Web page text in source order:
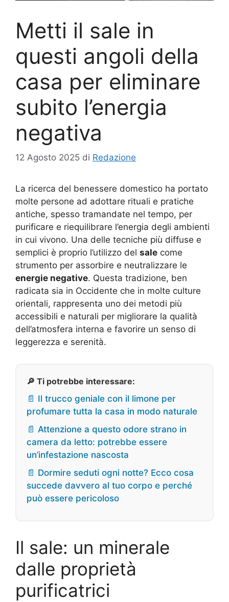
Metti il sale in
questi angoli della
casa per eliminare
subito l’energia
negativa
12 Agosto 2025 di Redazione
La ricerca del benessere domestico ha portato
molte persone ad adottare rituali e pratiche
antiche, spesso tramandate nel tempo, per
purificare e riequilibrare l’energia degli ambienti
in cui vivono. Una delle tecniche più diffuse e
semplici è proprio l’utilizzo del sale come
strumento per assorbire e neutralizzare le
energie negative. Questa tradizione, ben
radicata sia in Occidente che in molte culture
orientali, rappresenta uno dei metodi più
accessibili e naturali per migliorare la qualità
dell’atmosfera interna e favorire un senso di
leggerezza e serenità.
🔎 Ti potrebbe interessare:
📄 Il trucco geniale con il limone per
profumare tutta la casa in modo naturale
📄 Attenzione a questo odore strano in
camera da letto: potrebbe essere
un’infestazione nascosta
📄 Dormire seduti ogni notte? Ecco cosa
succede davvero al tuo corpo e perché
può essere pericoloso
Il sale: un minerale
dalle proprietà
purificatrici